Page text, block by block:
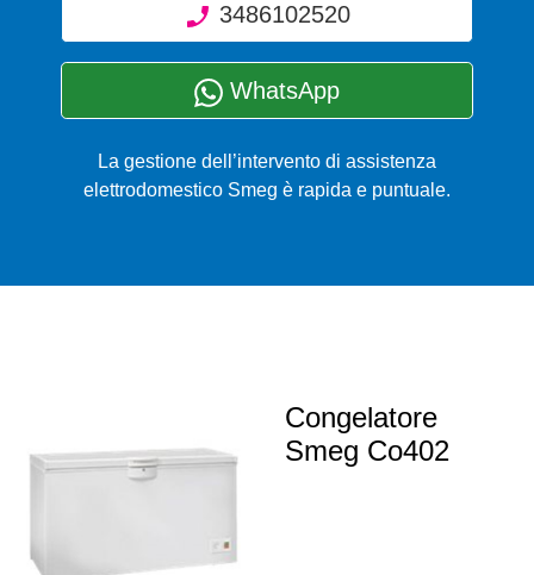
3486102520
WhatsApp
La gestione dell’intervento di assistenza
elettrodomestico Smeg è rapida e puntuale.
Congelatore
Smeg Co402